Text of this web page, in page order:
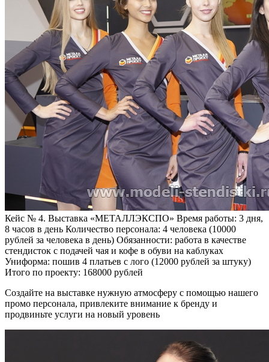
Кейс № 4. Выставка «МЕТАЛЛЭКСПО» Время работы: 3 дня,
8 часов в день Количество персонала: 4 человека (10000
рублей за человека в день) Обязанности: работа в качестве
стендисток с подачей чая и кофе в обуви на каблуках
Униформа: пошив 4 платьев с лого (12000 рублей за штуку)
Итого по проекту: 168000 рублей
Создайте на выставке нужную атмосферу с помощью нашего
промо персонала, привлеките внимание к бренду и
продвиньте услуги на новый уровень